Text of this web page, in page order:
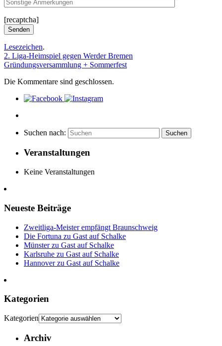
[recaptcha]
Lesezeichen.
2. Liga-Heimspiel gegen Werder Bremen
Gründungsversammlung + Sommerfest
Die Kommentare sind geschlossen.
Suchen nach: Suchen
Veranstaltungen
Keine Veranstaltungen
Neueste Beiträge
Zweitliga-Meister empfängt Braunschweig
Die Fortuna zu Gast auf Schalke
Münster zu Gast auf Schalke
Karlsruhe zu Gast auf Schalke
Hannover zu Gast auf Schalke
Kategorien
Kategorien
Archiv